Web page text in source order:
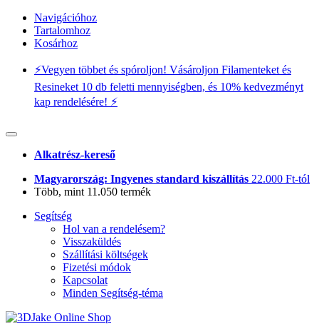
Navigációhoz
Tartalomhoz
Kosárhoz
⚡️Vegyen többet és spóroljon! Vásároljon Filamenteket és
Resineket 10 db feletti mennyiségben, és 10% kedvezményt
kap rendelésére! ⚡️
Alkatrész-kereső
Magyarország: Ingyenes standard kiszállítás 22.000 Ft-tól
Több, mint 11.050 termék
Segítség
Hol van a rendelésem?
Visszaküldés
Szállítási költségek
Fizetési módok
Kapcsolat
Minden Segítség-téma